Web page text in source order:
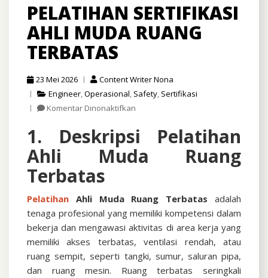
PELATIHAN SERTIFIKASI
AHLI MUDA RUANG
TERBATAS
23 Mei 2026
Content Writer Nona
Engineer,Operasional, Safety, Sertifikasi
Komentar Dinonaktifkan
Sertifikasi
Ahli
Muda
1. Deskripsi Pelatihan
Ahli Muda Ruang
Terbatas
Pelatihan Ahli Muda Ruang Terbatas adalah
tenaga profesional yang memiliki kompetensi dalam
bekerja dan mengawasi aktivitas di area kerja yang
memiliki akses terbatas, ventilasi rendah, atau
ruang sempit, seperti tangki, sumur, saluran pipa,
dan ruang mesin. Ruang terbatas seringkali